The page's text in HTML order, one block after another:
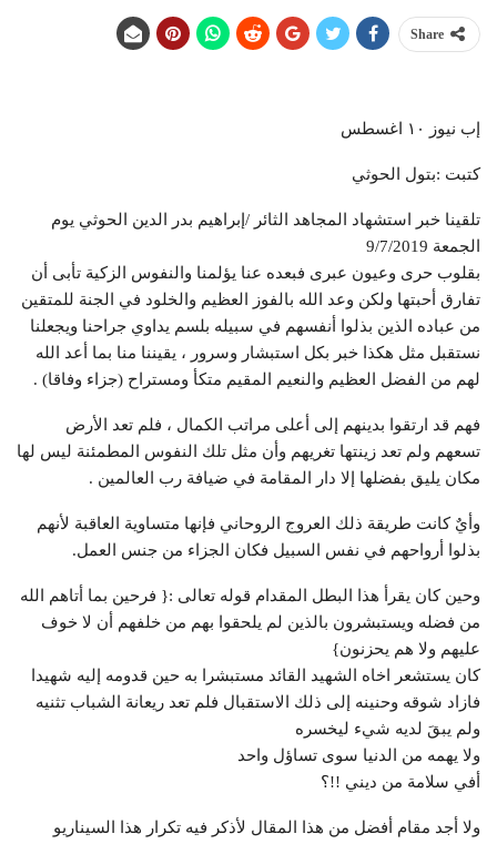
Share
إب نيوز ١٠ اغسطس
كتبت :بتول الحوثي
تلقينا خبر استشهاد المجاهد الثائر /إبراهيم بدر الدين الحوثي يوم
الجمعة 9/7/2019
بقلوب حرى وعيون عبرى فبعده عنا يؤلمنا والنفوس الزكية تأبى أن
تفارق أحبتها ولكن وعد الله بالفوز العظيم والخلود في الجنة للمتقين
من عباده الذين بذلوا أنفسهم في سبيله بلسم يداوي جراحنا ويجعلنا
نستقبل مثل هكذا خبر بكل استبشار وسرور ، يقيننا منا بما أعد الله
لهم من الفضل العظيم والنعيم المقيم متكأ ومستراح (جزاء وفاقا) .
فهم قد ارتقوا بدينهم إلى أعلى مراتب الكمال ، فلم تعد الأرض
تسعهم ولم تعد زينتها تغريهم وأن مثل تلك النفوس المطمئنة ليس لها
مكان يليق بفضلها إلا دار المقامة في ضيافة رب العالمين .
وأيٌ كانت طريقة ذلك العروج الروحاني فإنها متساوية العاقبة لأنهم
بذلوا أرواحهم في نفس السبيل فكان الجزاء من جنس العمل.
وحين كان يقرأ هذا البطل المقدام قوله تعالى :{ فرحين بما أتاهم الله
من فضله ويستبشرون بالذين لم يلحقوا بهم من خلفهم أن لا خوف
عليهم ولا هم يحزنون}
كان يستشعر اخاه الشهيد القائد مستبشرا به حين قدومه إليه شهيدا
فازاد شوقه وحنينه إلى ذلك الاستقبال فلم تعد ريعانة الشباب تثنيه
ولم يبقَ لديه شيء ليخسره
ولا يهمه من الدنيا سوى تساؤل واحد
أفي سلامة من ديني !!؟
وﻻ أجد مقام أفضل من هذا المقال لأذكر فيه تكرار هذا السيناريو